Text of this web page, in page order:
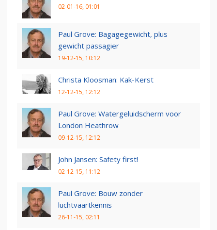
02-01-16, 01:01
Paul Grove: Bagagegewicht, plus
gewicht passagier
19-12-15, 10:12
Christa Kloosman: Kak-Kerst
12-12-15, 12:12
Paul Grove: Watergeluidscherm voor
London Heathrow
09-12-15, 12:12
John Jansen: Safety first!
02-12-15, 11:12
Paul Grove: Bouw zonder
luchtvaartkennis
26-11-15, 02:11